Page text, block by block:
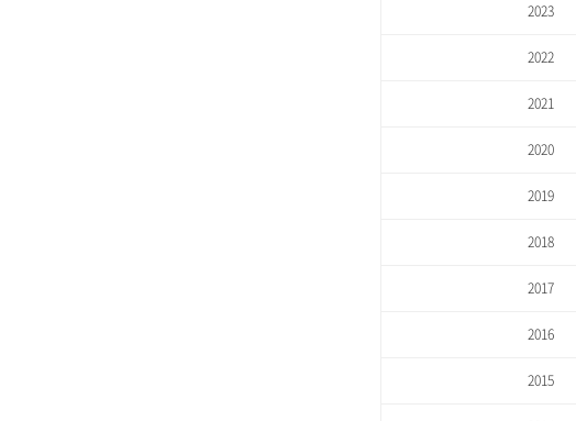
2023
2022
2021
2020
2019
2018
2017
2016
2015